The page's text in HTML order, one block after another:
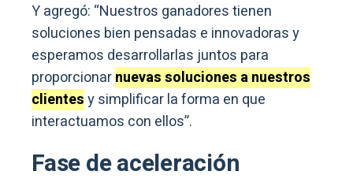
Y agregó: “Nuestros ganadores tienen
soluciones bien pensadas e innovadoras y
esperamos desarrollarlas juntos para
proporcionarnuevas soluciones a nuestros
clientesy simplificar la forma en que
interactuamos con ellos”.
Fase de aceleración